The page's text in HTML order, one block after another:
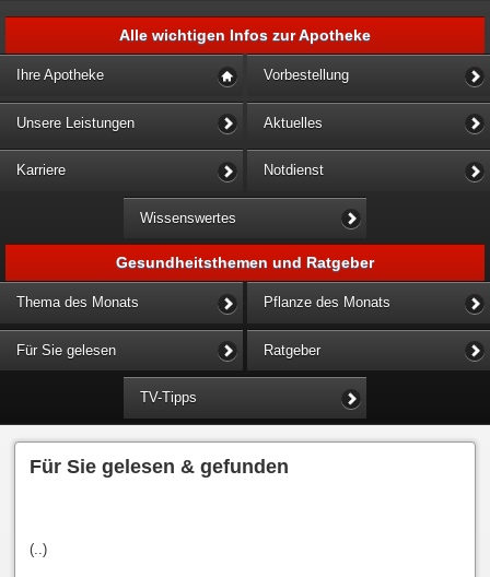
Alle wichtigen Infos zur Apotheke
Ihre Apotheke Vorbestellung
Unsere Leistungen Aktuelles
Karriere Notdienst
Wissenswertes
Gesundheitsthemen und Ratgeber
Thema des Monats Pflanze des Monats
Für Sie gelesen Ratgeber
TV-Tipps
Für Sie gelesen & gefunden
(..)